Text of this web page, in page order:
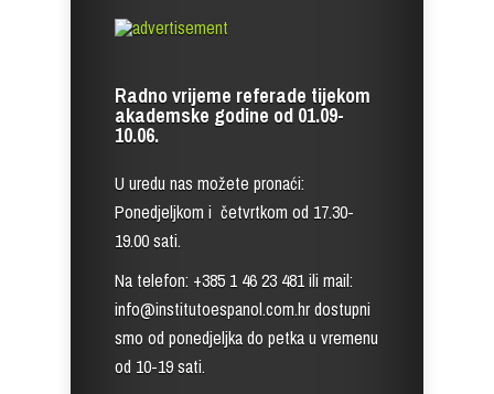
Radno vrijeme referade tijekom
akademske godine od 01.09-
10.06.
U uredu nas možete pronaći:
Ponedjeljkom i četvrtkom od 17.30-
19.00 sati.
Na telefon: +385 1 46 23 481 ili mail:
info@institutoespanol.com.hr dostupni
smo od ponedjeljka do petka u vremenu
od 10-19 sati.